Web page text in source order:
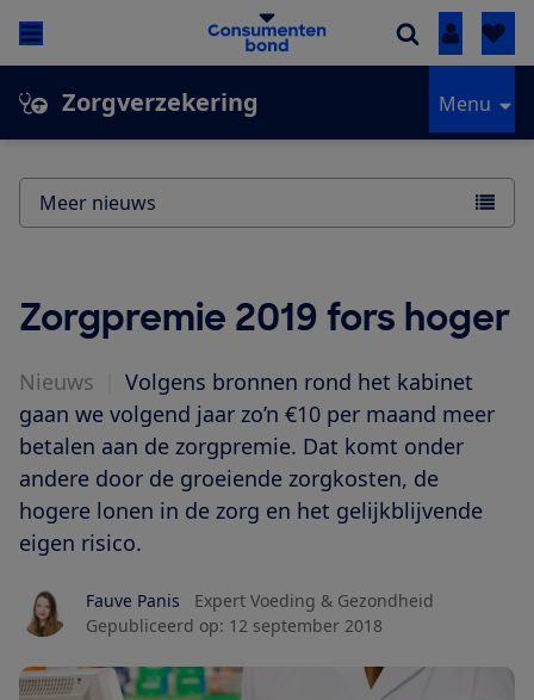
Inloggen
Zorgverzekering Menu
Zorgpremie 2019 fors hoger
Nieuws
Volgens bronnen rond het kabinet
gaan we volgend jaar zo’n €10 per maand meer
betalen aan de zorgpremie. Dat komt onder
andere door de groeiende zorgkosten, de
hogere lonen in de zorg en het gelijkblijvende
eigen risico.
Fauve Panis
Expert Voeding & Gezondheid
Gepubliceerd op: 12 september 2018
Meer nieuws